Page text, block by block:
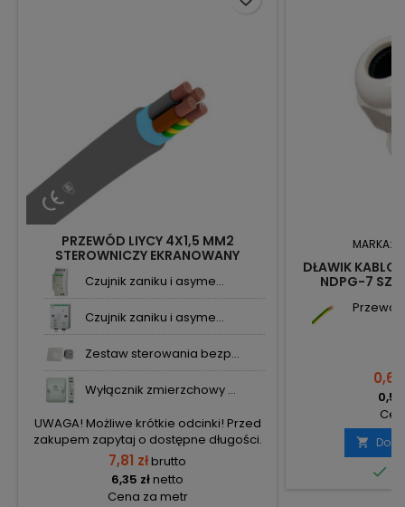
PRZEWÓD LIYCY 4X1,5 MM2
STEROWNICZY EKRANOWANY
Czujnik zaniku i asyme...
Czujnik zaniku i asyme...
Zestaw sterowania bezp...
Wyłącznik zmierzchowy ...
UWAGA! Możliwe krótkie odcinki! Przed
zakupem zapytaj o dostępne długości.
7,81 złbrutto
6,35 złnetto
Cena za metr
MARKA:
DŁAWIK
NDPG-7
0,66

